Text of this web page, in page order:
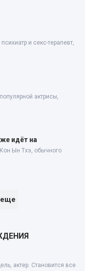
и секс-терапевт,
актрисы,
идёт на
Ын Тхэ, обычного
еще
актер. Становится все